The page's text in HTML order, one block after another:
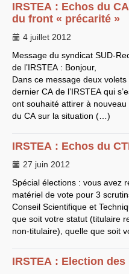
Année 2013
Année 2012
année 2011
Année 2010
Année 2009
Année 2008
Année 2007
Année 2006
Année 2005
Année 2004
Année 2003
LES BRANCHES
Archives diverses
Affaires en cours ou
Accès aux moyens
informatiques
Concours interne
DGG
Evaluation des
et Techniciens
Suppléments
IRSTEA : Echos du CA
du front « précarité »
4 juillet 2012
Message du syndicat SUD-
de l’IRSTEA : Bonjour,
Dans ce message deux
dernier CA de l’IRSTEA qui
ont souhaité attirer à
du CA sur la situation (…)
IRSTEA : Echos du
27 juin 2012
Spécial élections : vous avez
matériel de vote pour 3
Conseil Scientifique et
que soit votre statut (titulaire
non-titulaire), quelle que soit
IRSTEA : Election des